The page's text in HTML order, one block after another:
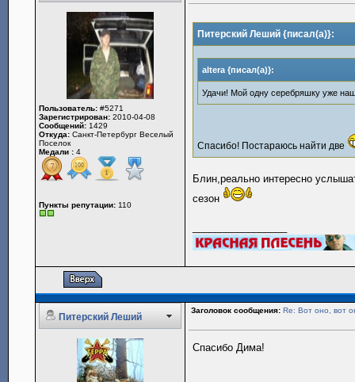
Пользователь: #5271
Зарегистрирован: 2010-04-08
Сообщений: 1429
Откуда: Санкт-Петербург Веселый
Поселок
Медали : 4
Пункты репутации: 110
Питерский Леший {писал(а)}:
altera {писал(а)}:
Удачи! Мой одну серебряшку уже
Спасибо! Постараюсь найти две
Блин,реально интересно
сезон
Питерский Леший
Заголовок сообщения: Re: Вот оно, вот
Спасибо Дима!